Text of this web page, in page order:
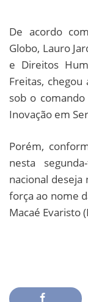
De acordo
Globo, Lauro
e Direitos
Freitas,
sob o
Inovação em
Porém,
nesta
nacional
força ao nome
Macaé Evaristo